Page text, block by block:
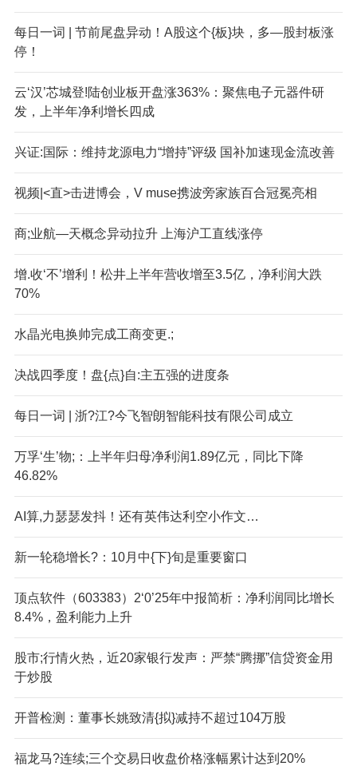
每日一词 | 节前尾盘异动！A股这个{板}块，多—股封板涨
停！
云‘汉’芯城登!陆创业板开盘涨363%：聚焦电子元器件研
发，上半年净利增长四成
兴证:国际：维持龙源电力“增持”评级 国补加速现金流改善
视频|<直>击进博会，V muse携波旁家族百合冠冕亮相
商;业航—天概念异动拉升 上海沪工直线涨停
增.收‘不’增利！松井上半年营收增至3.5亿，净利润大跌
70%
水晶光电换帅完成工商变更.;
决战四季度！盘{点}自:主五强的进度条
每日一词 | 浙?江?今飞智朗智能科技有限公司成立
万孚‘生’物;：上半年归母净利润1.89亿元，同比下降
46.82%
AI算,力瑟瑟发抖！还有英伟达利空小作文…
新一轮稳增长?：10月中{下}旬是重要窗口
顶点软件（603383）2‘0’25年中报简析：净利润同比增长
8.4%，盈利能力上升
股市;行情火热，近20家银行发声：严禁“腾挪”信贷资金用
于炒股
开普检测：董事长姚致清{拟}减持不超过104万股
福龙马?连续;三个交易日收盘价格涨幅累计达到20%